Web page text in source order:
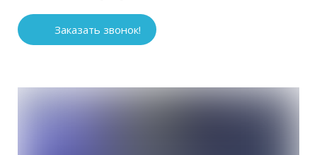
Заказать звонок!